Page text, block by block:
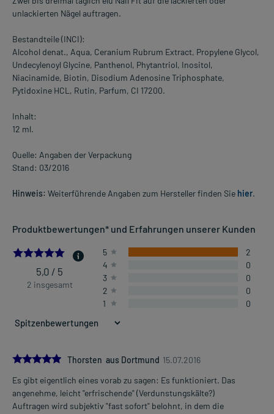
unlackierten Nägel auftragen.
Bestandteile (INCI):
Alcohol denat., Aqua, Ceranium Rubrum Extract, Propylene Glycol,
Undecylenoyl Glycine, Panthenol, Phytantriol, Inositol,
Niacinamide, Biotin, Disodium Adenosine Triphosphate,
Pytidoxine HCL, Rutin, Parfum, CI 17200.
Inhalt:
12 ml.
Quelle: Angaben der Verpackung
Stand: 03/2016
Hinweis: Weiterführende Angaben zum Hersteller finden Sie hier.
Produktbewertungen* und Erfahrungen unserer Kunden
5.0
5,0 / 5
2 insgesamt
5
2
4
0
3
0
2
0
1
0
5.0
Thorsten aus Dortmund 15.07.2016
Es gibt eigentlich eines vorab zu sagen: Es funktioniert. Das
angenehme, leicht "erfrischende" (Verdunstungskälte?)
Auftragen wird subjektiv "fast sofort" belohnt, in dem die